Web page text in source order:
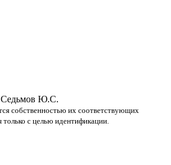
Ю.С.
собственностью их соответствующих
только с целью идентификации.